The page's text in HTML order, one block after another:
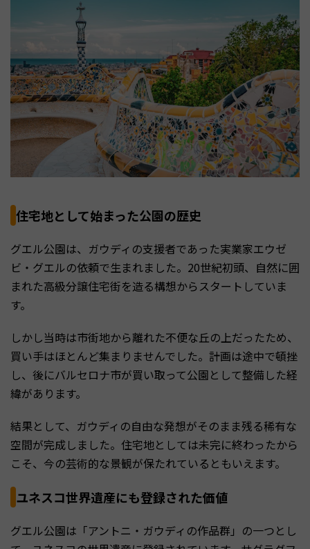
住宅地として始まった公園の歴史
グエル公園は、ガウディの支援者であった実業家エウゼ
ビ・グエルの依頼で生まれました。20世紀初頭、自然に囲
まれた高級分譲住宅街を造る構想からスタートしていま
す。
しかし当時は市街地から離れた不便な丘の上だったため、
買い手はほとんど集まりませんでした。計画は途中で頓挫
し、後にバルセロナ市が買い取って公園として整備した経
緯があります。
結果として、ガウディの自由な発想がそのまま残る稀有な
空間が完成しました。住宅地としては未完に終わったから
こそ、今の芸術的な景観が保たれているともいえます。
ユネスコ世界遺産にも登録された価値
グエル公園は「アントニ・ガウディの作品群」の一つとし